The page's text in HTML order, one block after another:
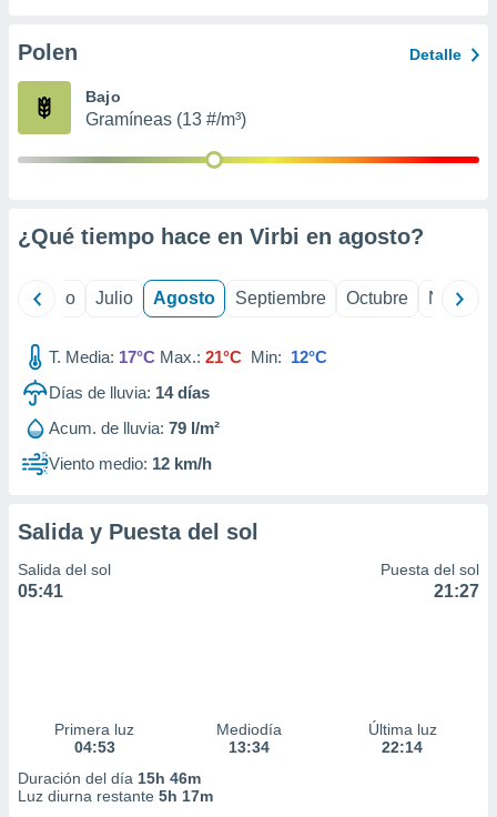
e
mediante
de
Polen Detalle
Bajo
Gramíneas (13 #/m³)
¿Qué tiempo hace en Virbi en agosto?
Junio Julio Agosto Septiembre Octubre
T. Media: 17°C Max.: 21°C Min: 12°C
Días de lluvia: 14días
Acum. de lluvia: 79 l/m²
Viento medio: 12 km/h
Salida y Puesta del sol
Salida del sol
05:41
Puesta del sol
21:27
Primera luz
04:53
Mediodía
13:34
Última luz
22:14
Duración del día 15h 46m
Luz diurna restante 5h 17m